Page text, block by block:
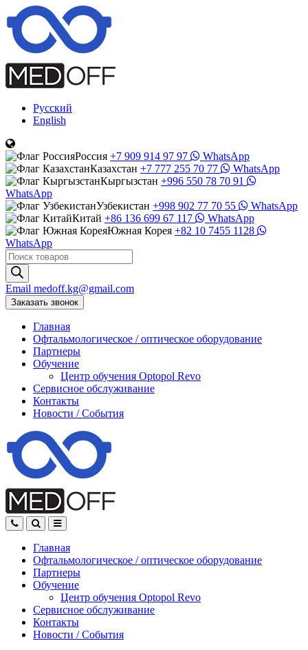
Русский
English
Россия +7 909 914 97 97
WhatsApp
Казахстан +7 777 255 70 77
WhatsApp
Кыргызстан +996 550 78 70 91
WhatsApp
Узбекистан +998 902 77 70 55
WhatsApp
Китай +86 136 699 67 117
WhatsApp
Южная Корея +82 10 7455 1128
WhatsApp
Поиск
товаров
Email medoff.kg@gmail.com
Заказать звонок
Главная
Офтальмологическое / оптическое оборудование
Партнеры
Обучение
Центр обучения Оptopol Revo
Сервисное обслуживание
Контакты
Новости / События
Главная
Офтальмологическое / оптическое оборудование
Партнеры
Обучение
Центр обучения Оptopol Revo
Сервисное обслуживание
Контакты
Новости / События